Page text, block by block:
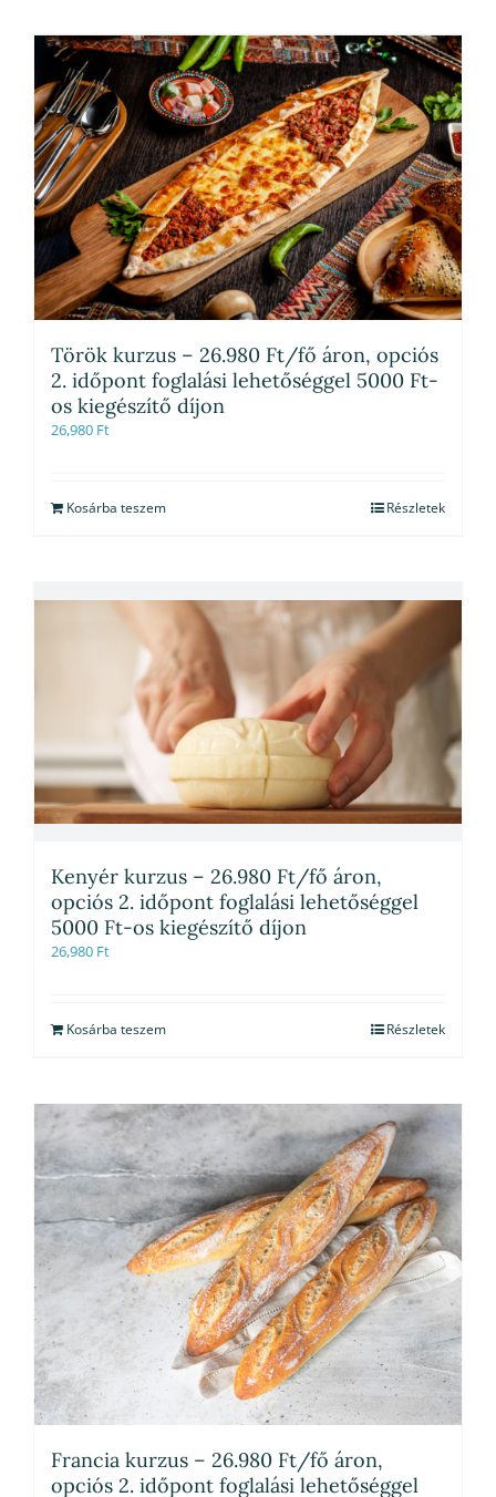
Török kurzus – 26.980 Ft/fő áron, opciós
2. időpont foglalási lehetőséggel 5000 Ft-
os kiegészítő díjon
26,980 Ft
Kosárba teszem Részletek
Kenyér kurzus – 26.980 Ft/fő áron,
opciós 2. időpont foglalási lehetőséggel
5000 Ft-os kiegészítő díjon
26,980 Ft
Kosárba teszem Részletek
Francia kurzus – 26.980 Ft/fő áron,
opciós 2. időpont foglalási lehetőséggel